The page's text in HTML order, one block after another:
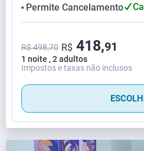
⬤ Permite Cancelamento
1 noite , 2 adultos
R$ 498,70 R$ 418,91
Impostos e taxas não inclusos